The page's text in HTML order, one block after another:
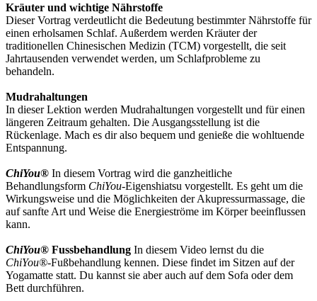
Kräuter und wichtige Nährstoffe
Dieser Vortrag verdeutlicht die Bedeutung bestimmter Nährstoffe für
einen erholsamen Schlaf. Außerdem werden Kräuter der
traditionellen Chinesischen Medizin (TCM) vorgestellt, die seit
Jahrtausenden verwendet werden, um Schlafprobleme zu
behandeln.
Mudrahaltungen
In dieser Lektion werden Mudrahaltungen vorgestellt und für einen
längeren Zeitraum gehalten. Die Ausgangsstellung ist die
Rückenlage. Mach es dir also bequem und genieße die wohltuende
Entspannung.
ChiYou® In diesem Vortrag wird die ganzheitliche
Behandlungsform ChiYou-Eigenshiatsu vorgestellt. Es geht um die
Wirkungsweise und die Möglichkeiten der Akupressurmassage, die
auf sanfte Art und Weise die Energieströme im Körper beeinflussen
kann.
ChiYou® Fussbehandlung In diesem Video lernst du die
ChiYou®-Fußbehandlung kennen. Diese findet im Sitzen auf der
Yogamatte statt. Du kannst sie aber auch auf dem Sofa oder dem
Bett durchführen.